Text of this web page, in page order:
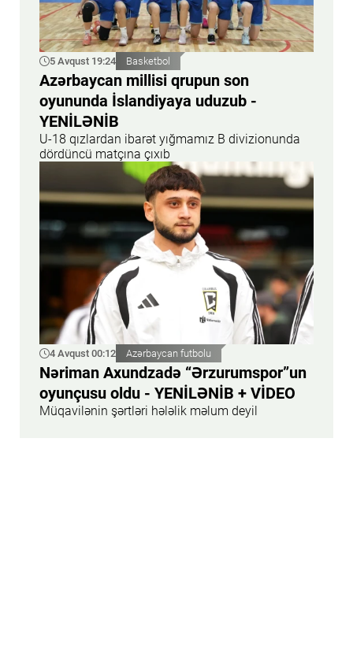
5 Avqust 19:24 Basketbol
Azərbaycan millisi qrupun son
oyununda İslandiyaya uduzub -
YENİLƏNİB
U-18 qızlardan ibarət yığmamız B divizionunda
dördüncü matçına çıxıb
4 Avqust 00:12 Azərbaycan futbolu
Nəriman Axundzadə “Ərzurumspor”un
oyunçusu oldu - YENİLƏNİB + VİDEO
Müqavilənin şərtləri hələlik məlum deyil